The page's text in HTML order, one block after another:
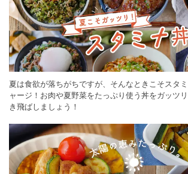
夏は食欲が落ちがちですが、そんなときこそスタ
ャージ！お肉や夏野菜をたっぷり使う丼をガッツ
き飛ばしましょう！